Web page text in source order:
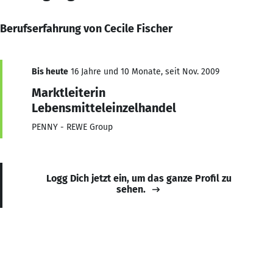
Berufserfahrung von Cecile Fischer
Bis heute 16 Jahre und 10 Monate, seit Nov. 2009
Marktleiterin
Lebensmitteleinzelhandel
PENNY - REWE Group
Logg Dich jetzt ein, um das ganze Profil zu
sehen.